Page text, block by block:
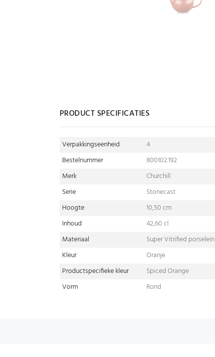
PRODUCT SPECIFICATIES
Verpakkingseenheid
4
Bestelnummer
800102.192
Merk
Churchill
Serie
Stonecast
Hoogte
10,50 cm
Inhoud
42,60 cl
Materiaal
Super Vitrified porselein
Kleur
Oranje
Productspecifieke kleur
Spiced Orange
Vorm
Rond